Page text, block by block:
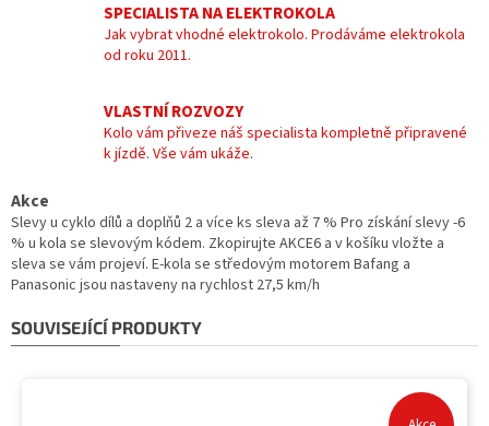
SPECIALISTA NA ELEKTROKOLA
Jak vybrat vhodné elektrokolo. Prodáváme elektrokola
od roku 2011.
VLASTNÍ ROZVOZY
Kolo vám přiveze náš specialista kompletně připravené
k jízdě. Vše vám ukáže.
Akce
Slevy u cyklo dílů a doplňů 2 a více ks sleva až 7 % Pro získání slevy -6
% u kola se slevovým kódem. Zkopirujte AKCE6 a v košíku vložte a
sleva se vám projeví. E-kola se středovým motorem Bafang a
Panasonic jsou nastaveny na rychlost 27,5 km/h
SOUVISEJÍCÍ PRODUKTY